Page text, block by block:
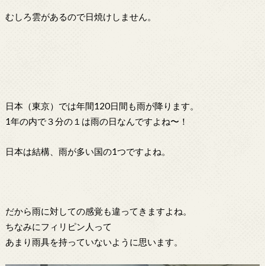
むしろ雲があるので日焼けしません。
日本（東京）では年間120日間も雨が降ります。
1年の内で３分の１は雨の日なんですよね〜！
日本は結構、雨が多い国の1つですよね。
だから雨に対しての感覚も違ってきますよね。
ちなみにフィリピン人って
あまり雨具を持っていないように思います。